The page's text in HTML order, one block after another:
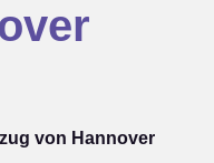
von Hannover